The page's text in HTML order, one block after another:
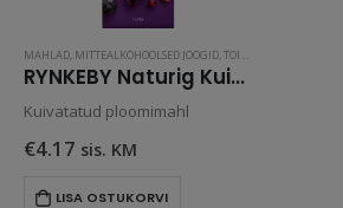
MAHLAD, MITTEALKOHOOLSED JOOGID,TOIT JA JOOK
RYNKEBY Naturig Kuivatatud Ploomimahl 1L
Kuivatatud ploomimahl
€4.17 sis. KM
LISA OSTUKORVI